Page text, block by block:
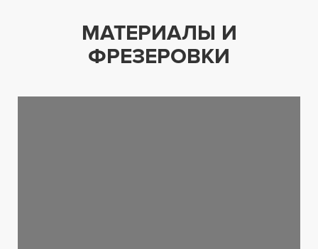
МАТЕРИАЛЫ И
ФРЕЗЕРОВКИ